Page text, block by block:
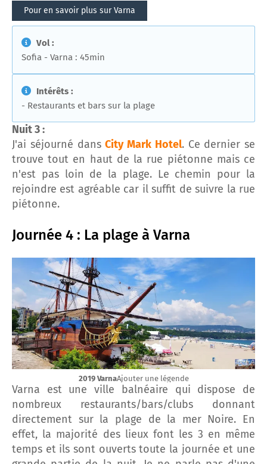
Pour en savoir plus sur Varna
Vol :
Sofia - Varna : 45min
Intérêts :
- Restaurants et bars sur la plage
Nuit 3 :
J'ai séjourné dansCity Mark Hotel. Ce dernier se
trouve tout en haut de la rue piétonne mais ce
n'est pas loin de la plage. Le chemin pour la
rejoindre est agréable car il suffit de suivre la rue
piétonne.
Journée 4 : La plage à Varna
2019 VarnaAjouter une légende
Varna est une ville balnéaire qui dispose de
nombreux restaurants/bars/clubs donnant
directement sur la plage de la mer Noire. En
effet, la majorité des lieux font les 3 en même
temps et ils sont ouverts toute la journée et une